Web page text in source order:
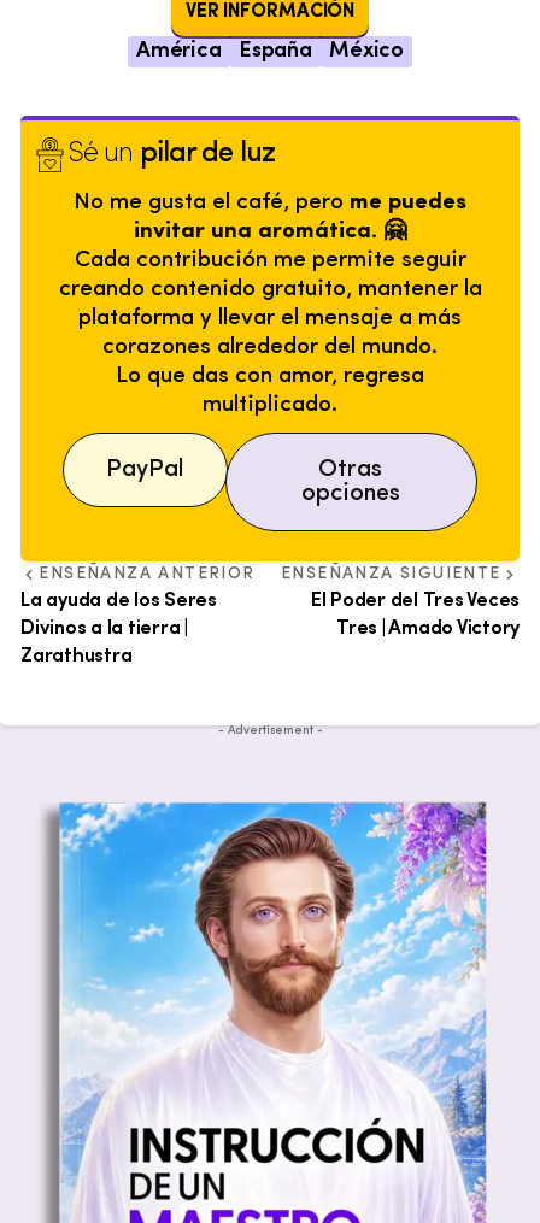
VER INFORMACIÓN
América España México
Sé un pilar de luz
No me gusta el café, pero me puedes
invitar una aromática. 🤗
Cada contribución me permite seguir
creando contenido gratuito, mantener la
plataforma y llevar el mensaje a más
corazones alrededor del mundo.
Lo que das con amor, regresa
multiplicado.
PayPal
Otras
opciones
ENSEÑANZA ANTERIOR
La ayuda de los Seres
Divinos a la tierra |
Zarathustra
ENSEÑANZA SIGUIENTE
El Poder del Tres Veces
Tres | Amado Victory
- Advertisement -